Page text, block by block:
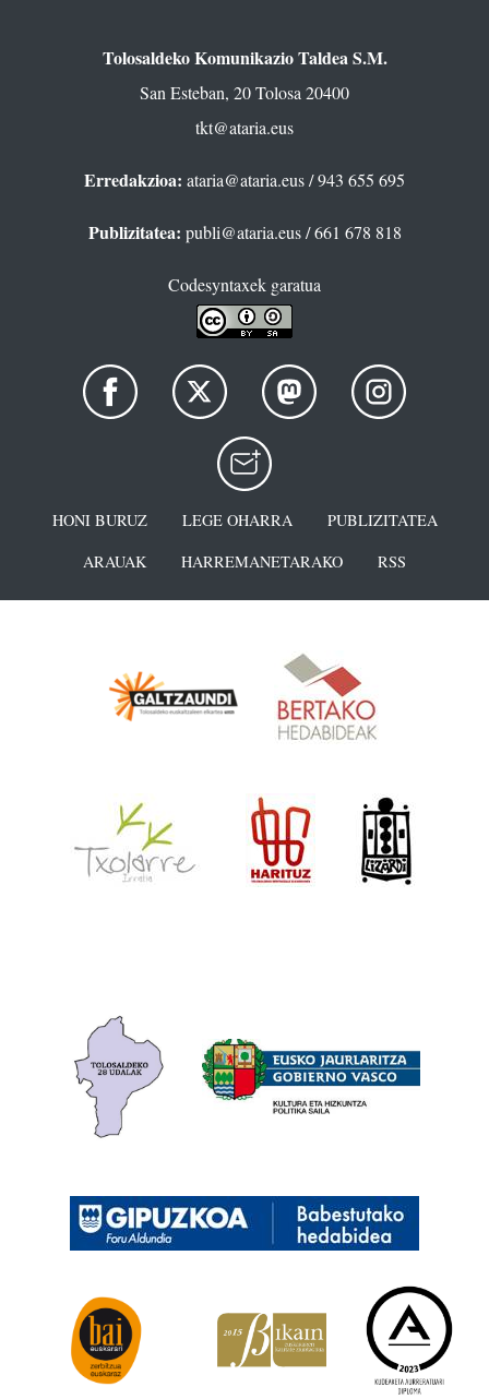
Tolosaldeko Komunikazio Taldea S.M.
San Esteban, 20 Tolosa 20400
tkt@ataria.eus
Erredakzioa: ataria@ataria.eus/ 943 655 695
Publizitatea: publi@ataria.eus/ 661 678 818
Codesyntaxek garatua
HONI BURUZ LEGE OHARRA
PUBLIZITATEA
ARAUAK
HARREMANETARAKO RSS